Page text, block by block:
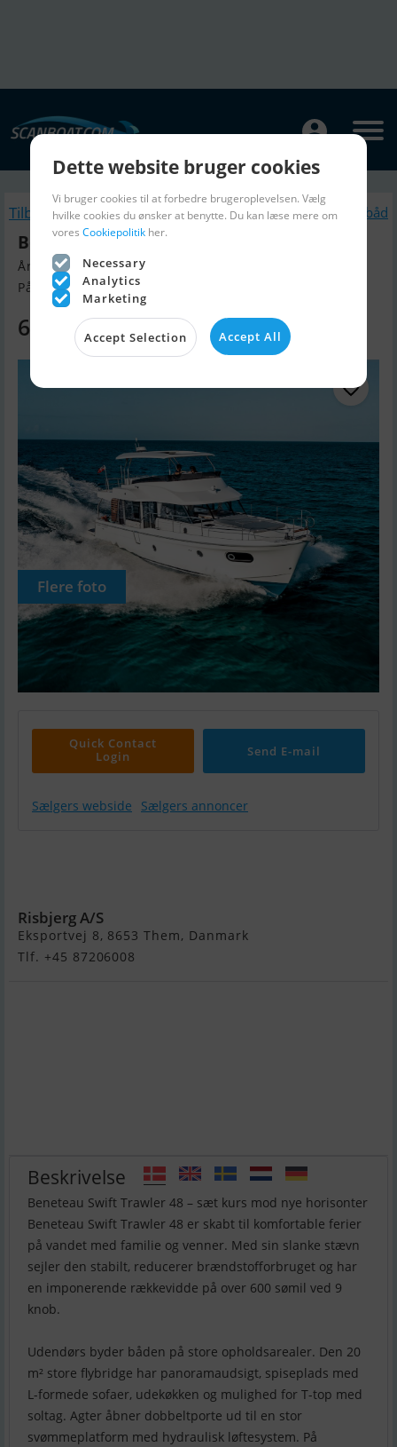
Tilbage Lignende Motorbåd
Beneteau Swift Trawler 48
Årgang 2025, Motorbåd til salg
På Messe i Europa, Danmark
6.525.000 DKK
Flere foto
Quick Contact
Login
Send E-mail
Sælgers webside Sælgers annoncer
Risbjerg A/S
Eksportvej 8, 8653 Them, Danmark
Tlf. +45 87206008
Beskrivelse
Beneteau Swift Trawler 48 – sæt kurs mod nye horisonter
Beneteau Swift Trawler 48 er skabt til komfortable ferier
på vandet med familie og venner. Med sin slanke stævn
sejler den stabilt, reducerer brændstofforbruget og har
en imponerende rækkevidde på over 600 sømil ved 9
knob.
Udendørs byder båden på store opholdsarealer. Den 20
m² store flybridge har panoramaudsigt, spiseplads med
L-formede sofaer, udekøkken og mulighed for T-top med
soltag. Agter åbner dobbeltporte ud til en stor
svømmeplatform med hydraulisk løftesystem. På
Dette website bruger cookies
Vi bruger cookies til at forbedre brugeroplevelsen. Vælg
hvilke cookies du ønsker at benytte. Du kan læse mere om
vores Cookiepolitik her.
Necessary
Analytics
Marketing
Accept Selection Accept All